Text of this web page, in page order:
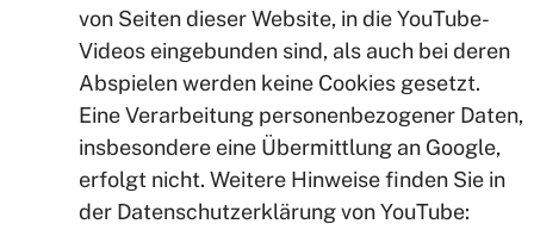
von Seiten dieser Website, in die YouTube-
Videos eingebunden sind, als auch bei deren
Abspielen werden keine Cookies gesetzt.
Eine Verarbeitung personenbezogener Daten,
insbesondere eine Übermittlung an Google,
erfolgt nicht. Weitere Hinweise finden Sie in
der Datenschutzerklärung von YouTube: